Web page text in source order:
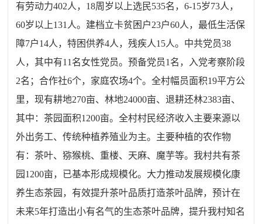
有劳动力402人，18周岁以上选民535名，6-15岁73人，
60岁以上131人。建档立卡贫困户23户60人，最低生活保
障7户14人，特困供养4人，残疾人15人。中共党员38
人，其中有11名女性党员。预备党员1名，入党考察阶段
2名 ；合作社6个，家庭农场4个。全村幅员面积19平方公
里，现有耕地270亩、林地24000亩、退耕还林2383亩、
其中：茶园面积1200亩。全村村民经济收入主要来源以
外出务工、传统种植养殖业为主。主要种植的农作物
有：茶叶、猕猴桃、重楼、天麻、魔芋等。我村共有茶
园1200亩，已基本形成规模化。大力推动发展规模化康
养生态茶园，有效提升茶叶品质打造茶叶品牌，预计在
未来5年打造出小有名气的生态茶叶品牌，提升我村知名